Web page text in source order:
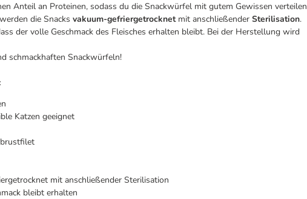
Anteil an Proteinen, sodass du die Snackwürfel mit gutem Gewissen verteilen
die Snacks vakuum-gefriergetrocknetmit anschließender Sterilisation.
der volle Geschmack des Fleisches erhalten bleibt. Bei der Herstellung wird
schmackhaften Snackwürfeln!
Katzen geeignet
mit anschließender Sterilisation
bleibt erhalten